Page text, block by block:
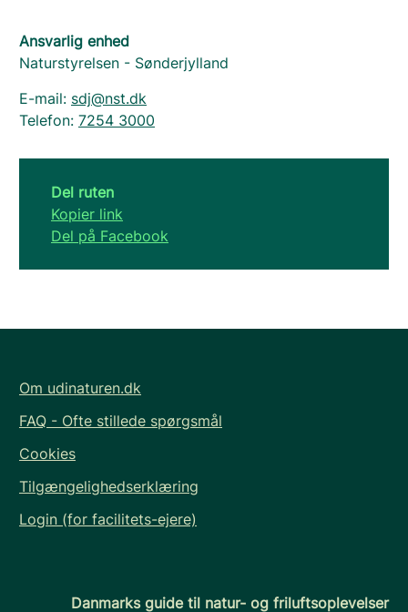
Ansvarlig enhed
Naturstyrelsen - Sønderjylland
E-mail: sdj@nst.dk
Telefon: 7254 3000
Del ruten
Kopier link
Del på Facebook
Om udinaturen.dk
FAQ - Ofte stillede spørgsmål
Cookies
Tilgængelighedserklæring
Login (for facilitets-ejere)
Danmarks guide til natur- og friluftsoplevelser